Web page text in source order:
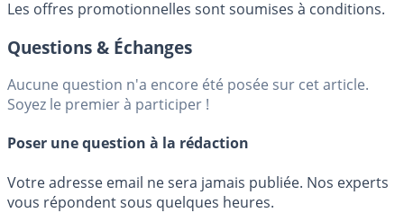
Les offres promotionnelles sont soumises à conditions.
Questions & Échanges
Aucune question n'a encore été posée sur cet article.
Soyez le premier à participer !
Poser une question à la rédaction
Votre adresse email ne sera jamais publiée. Nos experts
vous répondent sous quelques heures.